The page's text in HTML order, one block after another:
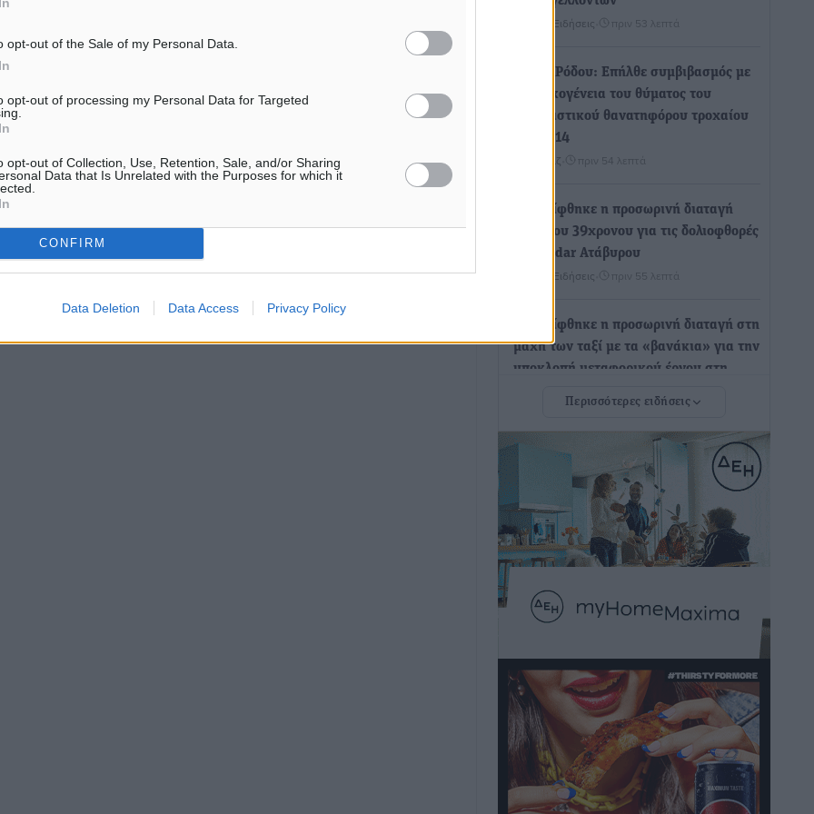
opt-out of the Sale of my Personal Data.
opt-out of processing my Personal Data for Targeted
opt-out of Collection, Use, Retention, Sale, and/or Sharing
Data that Is Unrelated with the Purposes for which it
CONFIRM
Data Deletion Data Access Privacy Policy
για μαστροπεία,
και οπλοκατοχή
Τριμελούς Εφετείου
θα αναβιώσει την 10η
υπόθεση
παράνομης οπλοφορίας
με κατηγορούμενους
M. ...
Τρεις σοβαρές υποθέσεις διακίνησης
Τρείς υποθέσεις διακίνησης
ναρκωτικών που είχαν απασχολήσει
μεταξύ άλλων, ενώπιον του
Πενταμελούς Εφετείου Δωδεκανήσου.
Τοπικές Ειδήσεις πριν 53 λεπτά
Δήμος Ρόδου: Επήλθε συμβιβασμός με
την οικογένεια του θύματος του
σοκαριστικού θανατηφόρου τροχαίου
του 2014
Ρεπορτάζ πριν 54 λεπτά
Απορρίφθηκε η προσωρινή διαταγή
κατά του 39χρονου για τις δολιοφθορές
στο Radar Ατάβυρου
Τοπικές Ειδήσεις πριν 55 λεπτά
Απορρίφθηκε η προσωρινή διαταγή στη
μάχη των ταξί με τα «βανάκια» για την
υποκλοπή μεταφορικού έργου στη
Τοπικές Ειδήσεις πριν 56 λεπτά
Δεσμεύσεις χωρίς αντίκρισμα στην
Κρεμαστή
Τοπικές Ειδήσεις πριν 57 λεπτά
Τσαμπίκος Καραγιάννης: «Ο
αποτελέσει τη δεύτερη μεγάλη δύναμη
της Ρόδου»
Οικοδομική «ανάσα» στη Ρόδο:
Αυξάνονται οι άδειες, οι επεκτάσεις, οι
ενεργειακές αναβαθμίσεις σε ολόκληρο
το νησί
Ειδήσεις• πριν 59 λεπτά
Περισσότερες ειδήσεις